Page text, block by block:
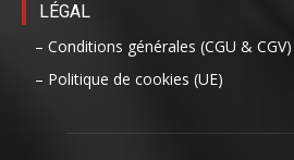
LÉGAL
– Conditions générales (CGU & CGV)
– Politique de cookies (UE)